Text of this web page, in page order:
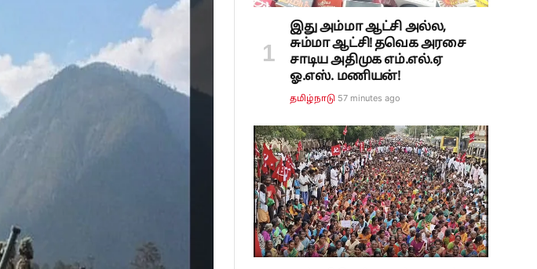
இது அம்மா ஆட்சி அல்ல,
சும்மா ஆட்சி! தவெக அரசை
சாடிய அதிமுக எம்.எல்.ஏ
ஓ.எஸ். மணியன்!
தமிழ்நாடு 57 minutes ago